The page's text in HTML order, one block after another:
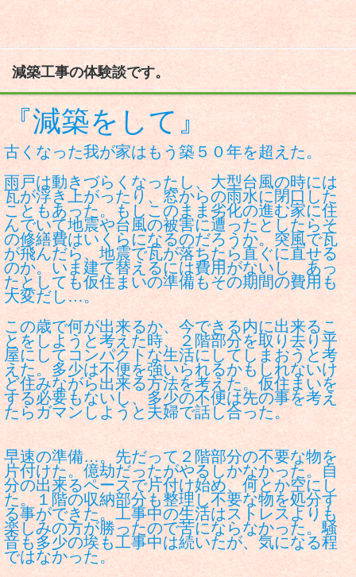
減築工事の体験談です。
『減築をして』
古くなった我が家はもう築５０年を超えた。
雨戸は動きづらくなったし、大型台風の時には
瓦が浮き上がったり、窓からの雨水に閉口した
こともあった。もしこのまま劣化の進む家に住
んでいて地震や台風の被害に遭ったとしたらそ
の修繕費はいくらになるのだろうか。突風で瓦
が飛んだら、地震で瓦が落ちたら直ぐに直せる
のか。いま建て替えるには費用がないし、あっ
たとしても仮住まいの準備もその期間の費用も
大変だし…。
この歳で何が出来るか、今できる内に出来るこ
とをしようと考えた時、２階部分を取り去り平
屋にしてコンパクトな生活にしてしまおうと考
えた。多少は不便を強いられるかもしれないけ
ど住みながら出来る方法を考えた。仮住まいを
する必要もないし、多少の不便は先の事を考え
たらガマンしようと夫婦で話し合った。
早速の準備…。先だって２階部分の不要な物を
片付けた。億劫だったがやるしかなかった。自
分の出来るペースで片付け始め、何とか空にし
た。１階の収納部分も整理し不要な物を処分す
る事ができた。工事中の生活はストレスよりも
楽しみの方が勝ったので苦にならなかった。騒
音も多少の埃も工事中は続いたが、気になる程
ではなかった。